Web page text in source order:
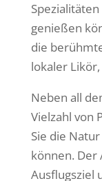
genießen
die
lokaler
Neben all
Vielzahl von
Sie die
können. Der
Ausflugsziel